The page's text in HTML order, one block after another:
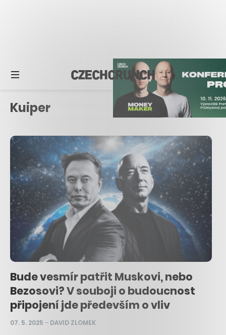
Kuiper
Bude vesmír patřit Muskovi, nebo
Bezosovi? V souboji o budoucnost
připojení jde především o vliv
07. 5. 2025 – DAVID ZLOMEK